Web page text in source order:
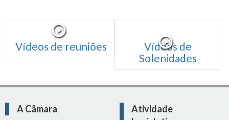
Vídeos de reuniões
Vídeos de
Solenidades
A Câmara
Atividade